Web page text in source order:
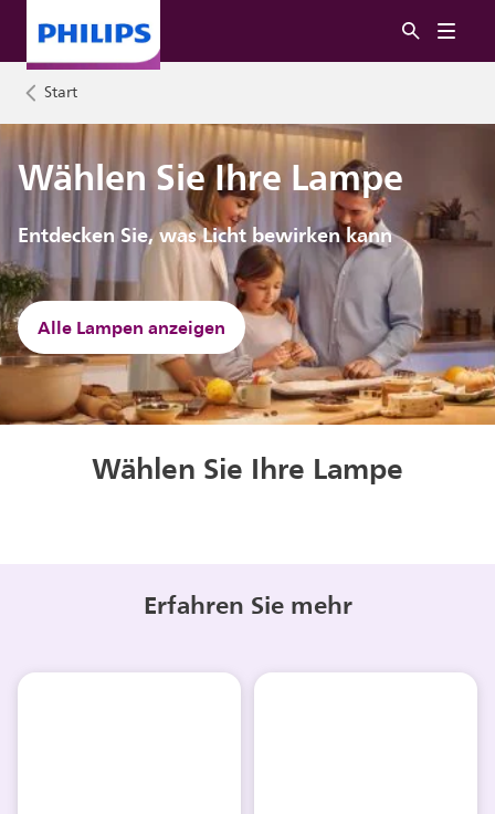
Start
Wählen Sie Ihre Lampe
Entdecken Sie, was Licht bewirken kann
Alle Lampen anzeigen
Wählen Sie Ihre Lampe
Erfahren Sie mehr